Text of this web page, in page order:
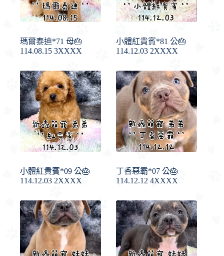
瑪爾泰迪*71 母🎂
114.08.15 3XXXX
小體紅貴賓*81 公🎂
114.12.03 2XXXX
小體紅貴賓*09 公🎂
114.12.03 2XXXX
丁香惡霸*07 公🎂
114.12.12 4XXXX